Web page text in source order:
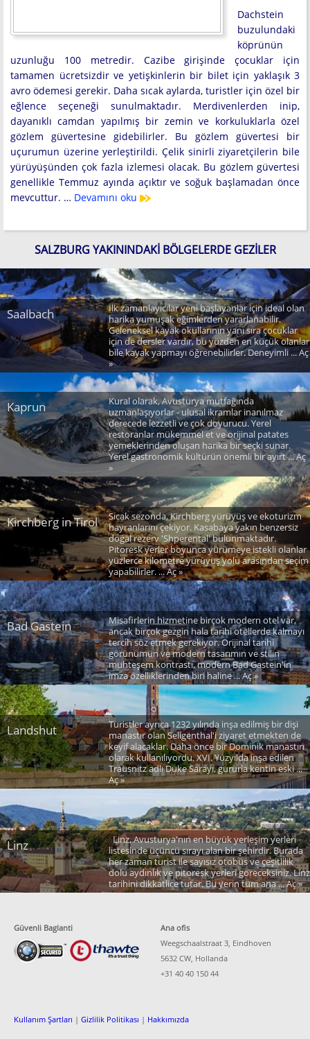
Dachstein
buzulundaki
köprünün
uzunluğu 100 metredir. Cazibe girişinde çocuklar için
tamamen ücretsizdir ve yetişkinlerin bir bilet için yaklaşık 3
avro ödemesi gerekir. Daha sıcak aylarda, turistler için özel bir
eğlence seçeneği sunulmaktadır. Merdivenlerden inip,
dayanıklı camdan yapılmış bir zemin ve korkuluklarla özel
gözlem güvertesine gidebilirler. Bu gözlem güvertesi bir
uçurumun üzerine yerleştirildi. Çelik sinirli ziyaretçilerin bile
yürüyüşünden çok fazla izlemesi olacak. Bu gözlem güvertesi
genellikle Temmuz ayında açıktır ve soğuk başlamadan önce
mevcuttur. … Devamını oku
SALZBURG YAKININDAKI BÖLGELERDE GEZILER
Saalbach
İlk zamanlayıcılar yeni başlayanlar için ideal olan
harika yumuşak eğimlerden yararlanabilir.
Geleneksel kayak okullarının yanı sıra çocuklar
için de dersler vardır, bu yüzden en küçük olanlar
bile kayak yapmayı öğrenebilirler. Deneyimli ... Aç
»
Kaprun
Kural olarak, Avusturya mutfağında
uzmanlaşıyorlar - ulusal ikramlar inanılmaz
derecede lezzetli ve çok doyurucu. Yerel
restoranlar mükemmel et ve orijinal patates
yemeklerinden oluşan harika bir seçki sunar.
Yerel gastronomik kültürün önemli bir ayırt ... Aç
»
Kirchberg in Tirol
Sıcak sezonda, Kirchberg yürüyüş ve ekoturizm
hayranlarını çekiyor. Kasabaya yakın benzersiz
doğal rezerv 'Shperental' bulunmaktadır.
Pitoresk yerler boyunca yürümeye istekli olanlar
yüzlerce kilometre yürüyüş yolu arasından seçim
yapabilirler. ... Aç »
Bad Gastein
Misafirlerin hizmetine birçok modern otel var,
ancak birçok gezgin hala tarihi otellerde kalmayı
tercih söz etmek gerekiyor. Orijinal tarihi
görünümün ve modern tasarımın ve stilin
muhteşem kontrastı, modern Bad Gastein'in
imza özelliklerinden biri haline ... Aç »
Landshut
Turistler ayrıca 1232 yılında inşa edilmiş bir dişi
manastır olan Seligenthal'i ziyaret etmekten de
keyif alacaklar. Daha önce bir Dominik manastırı
olarak kullanılıyordu. XVI. Yüzyılda inşa edilen
Trausnitz adlı Duke Sarayı, gururla kentin eski ...
Aç »
Linz
Linz, Avusturya'nın en büyük yerleşim yerleri
listesinde üçüncü sırayı alan bir şehirdir. Burada
her zaman turist ile sayısız otobüs ve çeşitlilik
dolu aydınlık ve pitoresk yerleri göreceksiniz. Linz
tarihini dikkatlice tutar. Bu yerin tüm ana ... Aç »
Güvenli Baglanti
Ana ofis
Weegschaalstraat 3, Eindhoven
5632 CW, Hollanda
+31 40 40 150 44
Kullanım Şartları | Gizlilik Politikası | Hakkımızda